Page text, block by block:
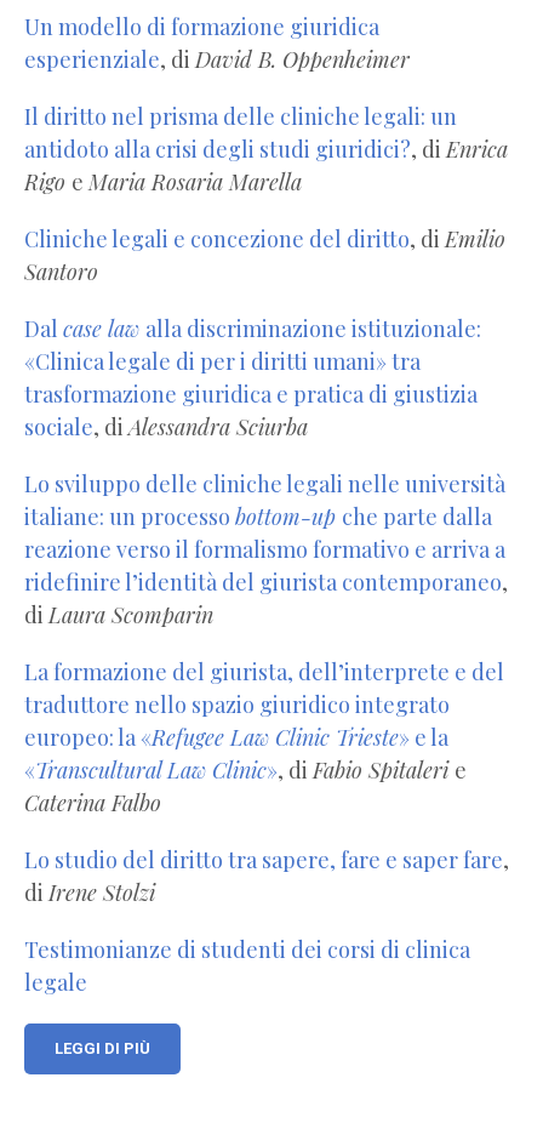
Un modello di formazione giuridica
esperienziale, diDavid B. Oppenheimer
Il diritto nel prisma delle cliniche legali: un
antidoto alla crisi degli studi giuridici?, diEnrica
Rigo eMaria Rosaria Marella
Cliniche legali e concezione del diritto, diEmilio
Santoro
Dal case law alla discriminazione istituzionale:
«Clinica legale di per i diritti umani» tra
trasformazione giuridica e pratica di giustizia
sociale, diAlessandra Sciurba
Lo sviluppo delle cliniche legali nelle università
italiane: un processo bottom-up che parte dalla
reazione verso il formalismo formativo e arriva a
ridefinire l’identità del giurista contemporaneo,
diLaura Scomparin
La formazione del giurista, dell’interprete e del
traduttore nello spazio giuridico integrato
europeo: la «Refugee Law Clinic Trieste» e la
«Transcultural Law Clinic», diFabio Spitaleri e
Caterina Falbo
Lo studio del diritto tra sapere, fare e saper fare,
diIrene Stolzi
Testimonianze di studenti dei corsi di clinica
legale
LEGGI DI PIÙ